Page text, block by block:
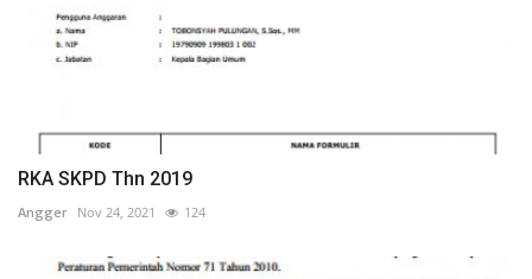
RKA SKPD Thn 2019
Angger Nov 24, 2021 124